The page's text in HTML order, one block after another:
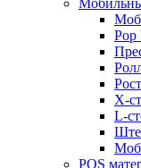
Pop
X-
L-
POS